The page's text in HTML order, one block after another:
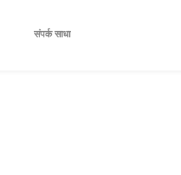
संपर्क साधा